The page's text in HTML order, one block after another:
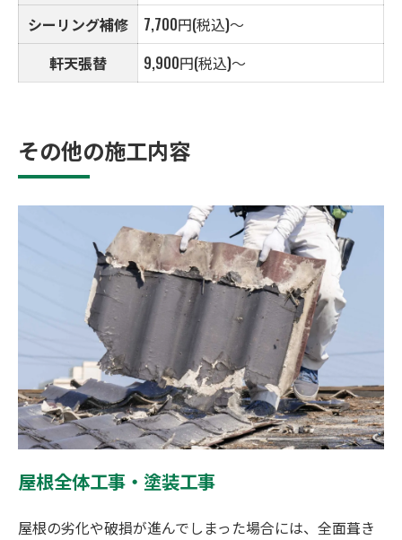
シーリング補修
7,700円(税込)～
軒天張替
9,900円(税込)～
その他の施工内容
屋根全体工事・塗装工事
屋根の劣化や破損が進んでしまった場合には、全面葺き